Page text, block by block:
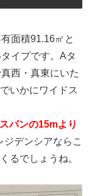
面積91.16㎡と
イプです。Aタ
西・真東にいた
いかにワイドス
パンの15mより
ジデンシアならこ
るでしょうね。